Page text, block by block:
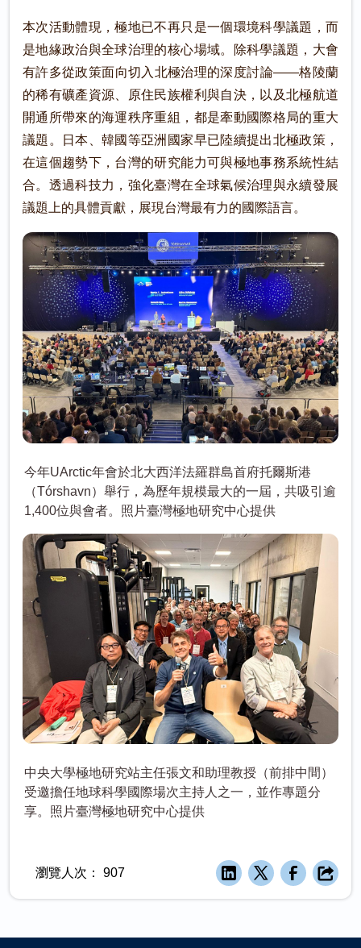
本次活動體現，極地已不再只是一個環境科學議題，而
是地緣政治與全球治理的核心場域。除科學議題，大會
有許多從政策面向切入北極治理的深度討論——格陵蘭
的稀有礦產資源、原住民族權利與自決，以及北極航道
開通所帶來的海運秩序重組，都是牽動國際格局的重大
議題。日本、韓國等亞洲國家早已陸續提出北極政策，
在這個趨勢下，台灣的研究能力可與極地事務系統性結
合。透過科技力，強化臺灣在全球氣候治理與永續發展
議題上的具體貢獻，展現台灣最有力的國際語言。
今年UArctic年會於北大西洋法羅群島首府托爾斯港
（Tórshavn）舉行，為歷年規模最大的一屆，共吸引逾
1,400位與會者。照片臺灣極地研究中心提供
中央大學極地研究站主任張文和助理教授（前排中間）
受邀擔任地球科學國際場次主持人之一，並作專題分
享。照片臺灣極地研究中心提供
瀏覽人次： 907